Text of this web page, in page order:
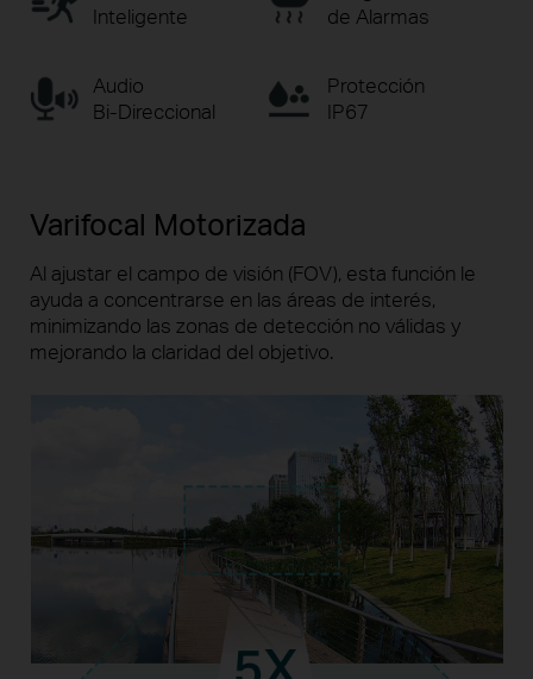
Inteligente
de Alarmas
Audio
Bi-Direccional
Protección
IP67
Varifocal Motorizada
Al ajustar el campo de visión (FOV), esta función le
ayuda a concentrarse en las áreas de interés,
minimizando las zonas de detección no válidas y
mejorando la claridad del objetivo.